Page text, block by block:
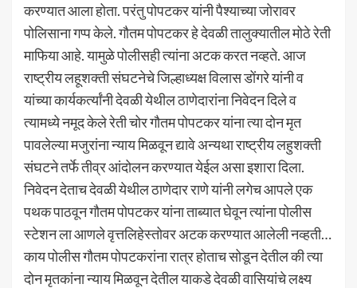
करण्यात आला होता. परंतु पोपटकर यांनी पैश्याच्या जोरावर
पोलिसाना गप्प केले. गौतम पोपटकर हे देवळी तालुक्यातील मोठे रेती
माफिया आहे. यामुळे पोलीसही त्यांना अटक करत नव्हते. आज
राष्ट्रीय लहूशक्ती संघटनेचे जिल्हाध्यक्ष विलास डोंगरे यांनी व
यांच्या कार्यकर्त्यांनी देवळी येथील ठाणेदारांना निवेदन दिले व
त्यामध्ये नमूद केले रेती चोर गौतम पोपटकर यांना त्या दोन मृत
पावलेल्या मजुरांना न्याय मिळवून द्यावे अन्यथा राष्ट्रीय लहुशक्ती
संघटने तर्फे तीव्र आंदोलन करण्यात येईल असा इशारा दिला.
निवेदन देताच देवळी येथील ठाणेदार राणे यांनी लगेच आपले एक
पथक पाठवून गौतम पोपटकर यांना ताब्यात घेवून त्यांना पोलीस
स्टेशन ला आणले वृत्तलिहेस्तोवर अटक करण्यात आलेली नव्हती…
काय पोलीस गौतम पोपटकरांना रात्र होताच सोडून देतील की त्या
दोन मृतकांना न्याय मिळवून देतील याकडे देवळी वासियांचे लक्ष्य